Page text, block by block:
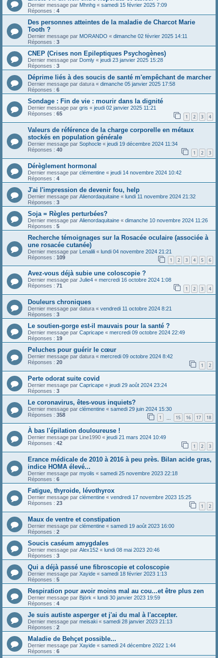
Dernier message par Mhnhg « samedi 15 février 2025 7:09
Réponses : 4
Des personnes atteintes de la maladie de Charcot Marie
Tooth ?
Dernier message par MORANDO « dimanche 02 février 2025 14:11
Réponses : 3
CNEP (Crises non Epileptiques Psychogènes)
Dernier message par Domly « jeudi 23 janvier 2025 15:28
Réponses : 3
Déprime liés à des soucis de santé m'empêchant de marcher
Dernier message par datura « dimanche 05 janvier 2025 17:58
Réponses : 6
Sondage : Fin de vie : mourir dans la dignité
Dernier message par gris « jeudi 02 janvier 2025 11:21
Réponses : 65 1 2 3 4
Valeurs de référence de la charge corporelle en métaux
stockés en population générale
Dernier message par Sophocle « jeudi 19 décembre 2024 11:34
Réponses : 40 1 2 3
Dérèglement hormonal
Dernier message par clémentine « jeudi 14 novembre 2024 10:42
Réponses : 4
J'ai l'impression de devenir fou, help
Dernier message par Alienordaquitaine « lundi 11 novembre 2024 21:32
Réponses : 3
Soja = Règles perturbées?
Dernier message par Alienordaquitaine « dimanche 10 novembre 2024 11:26
Réponses : 5
Recherche témoignages sur la Rosacée oculaire (associée à
une rosacée cutanée)
Dernier message par Lenalili « lundi 04 novembre 2024 21:21
Réponses : 109 1 2 3 4 5 6
Avez-vous déjà subie une coloscopie ?
Dernier message par Julie4 « mercredi 16 octobre 2024 1:08
Réponses : 71 1 2 3 4
Douleurs chroniques
Dernier message par datura « vendredi 11 octobre 2024 8:21
Réponses : 3
Le soutien-gorge est-il mauvais pour la santé ?
Dernier message par Capricape « mercredi 09 octobre 2024 22:49
Réponses : 19
Peluches pour guérir le cœur
Dernier message par datura « mercredi 09 octobre 2024 8:42
Réponses : 20 1 2
Perte odorat suite covid
Dernier message par Capricape « jeudi 29 août 2024 23:24
Réponses : 3
Le coronavirus, êtes-vous inquiets?
Dernier message par clémentine « samedi 29 juin 2024 15:30
Réponses : 358 1 15 16 17 18
À bas l'épilation douloureuse !
Dernier message par Line1990 « jeudi 21 mars 2024 10:49
Réponses : 42 1 2 3
Erance médicale de 2010 à 2016 à peu près. Bilan acide gras,
indice HOMA élevé...
Dernier message par myolis « samedi 25 novembre 2023 22:18
Réponses : 6
Fatigue, thyroide, lévothyrox
Dernier message par clémentine « vendredi 17 novembre 2023 15:25
Réponses : 23 1 2
Maux de ventre et constipation
Dernier message par clémentine « samedi 19 août 2023 16:00
Réponses : 2
Soucis caséum amygdales
Dernier message par Alex152 « lundi 08 mai 2023 20:46
Réponses : 3
Qui a déjà passé une fibroscopie et coloscopie
Dernier message par Xayide « samedi 18 février 2023 1:13
Réponses : 5
Respiration pour avoir moins mal au cou...et être plus zen
Dernier message par Björk « lundi 30 janvier 2023 19:59
Réponses : 4
Je suis autiste asperger et j'ai du mal à l'accepter.
Dernier message par meisaki « samedi 28 janvier 2023 21:13
Réponses : 2
Maladie de Behçet possible...
Dernier message par Xayide « samedi 24 décembre 2022 1:44
Réponses : 6